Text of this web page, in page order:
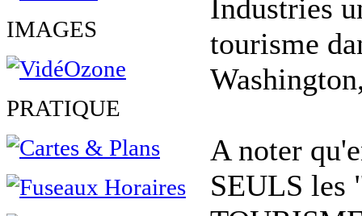
IMAGES
PRATIQUE
Industries
tourisme
A noter
SEULS les